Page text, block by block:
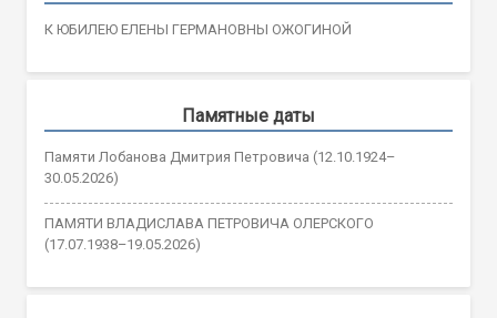
К ЮБИЛЕЮ ЕЛЕНЫ ГЕРМАНОВНЫ ОЖОГИНОЙ
Памятные даты
Памяти Лобанова Дмитрия Петровича (12.10.1924–
30.05.2026)
ПАМЯТИ ВЛАДИСЛАВА ПЕТРОВИЧА ОЛЕРСКОГО
(17.07.1938–19.05.2026)